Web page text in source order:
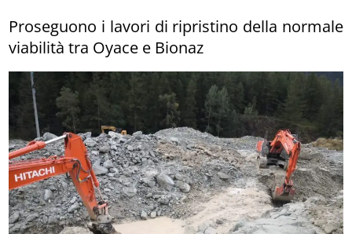
Proseguono i lavori di ripristino della normale
viabilità tra Oyace e Bionaz